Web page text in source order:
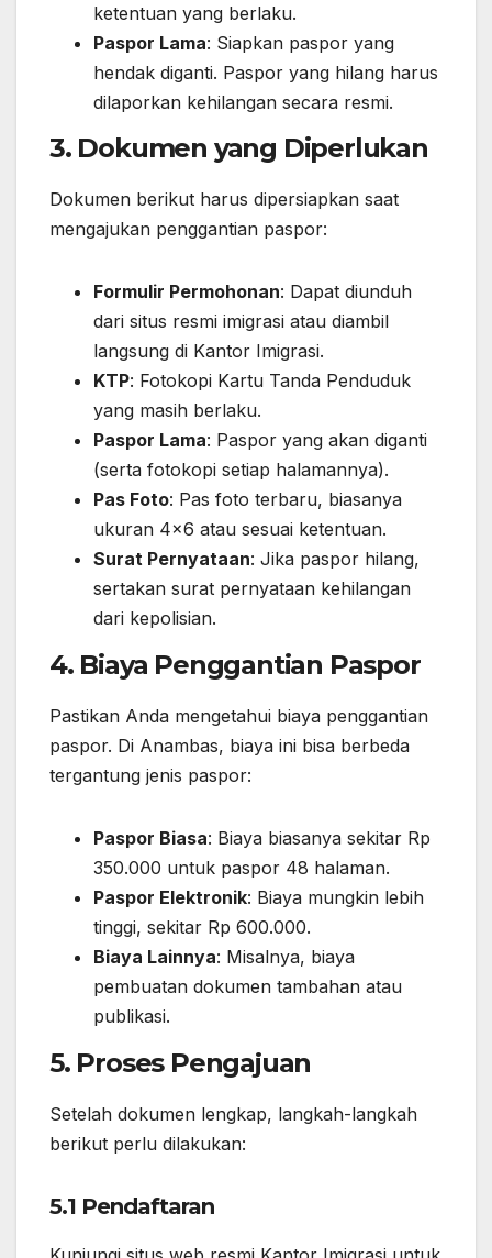
ketentuan yang berlaku.
Paspor Lama: Siapkan paspor yang
hendak diganti. Paspor yang hilang harus
dilaporkan kehilangan secara resmi.
3. Dokumen yang Diperlukan
Dokumen berikut harus dipersiapkan saat
mengajukan penggantian paspor:
Formulir Permohonan: Dapat diunduh
dari situs resmi imigrasi atau diambil
langsung di Kantor Imigrasi.
KTP: Fotokopi Kartu Tanda Penduduk
yang masih berlaku.
Paspor Lama: Paspor yang akan diganti
(serta fotokopi setiap halamannya).
Pas Foto: Pas foto terbaru, biasanya
ukuran 4×6 atau sesuai ketentuan.
Surat Pernyataan: Jika paspor hilang,
sertakan surat pernyataan kehilangan
dari kepolisian.
4. Biaya Penggantian Paspor
Pastikan Anda mengetahui biaya penggantian
paspor. Di Anambas, biaya ini bisa berbeda
tergantung jenis paspor:
Paspor Biasa: Biaya biasanya sekitar Rp
350.000 untuk paspor 48 halaman.
Paspor Elektronik: Biaya mungkin lebih
tinggi, sekitar Rp 600.000.
Biaya Lainnya: Misalnya, biaya
pembuatan dokumen tambahan atau
publikasi.
5. Proses Pengajuan
Setelah dokumen lengkap, langkah-langkah
berikut perlu dilakukan:
5.1 Pendaftaran